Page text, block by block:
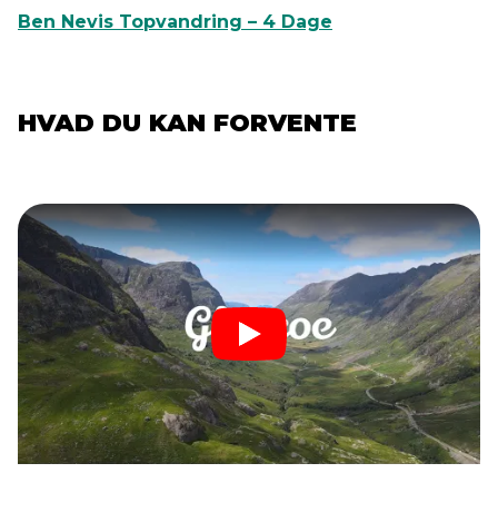
Ben Nevis Topvandring – 4 Dage
HVAD DU KAN FORVENTE